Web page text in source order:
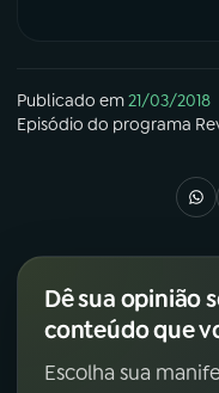
Publicado em21/03/2018
Episódio do programa
Dê sua opinião
conteúdo que
Escolha sua